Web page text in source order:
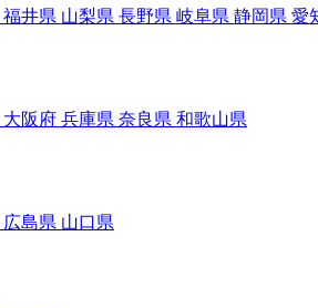
福井県 山梨県 長野県 岐阜県 静岡県 愛
大阪府 兵庫県 奈良県 和歌山県
広島県 山口県